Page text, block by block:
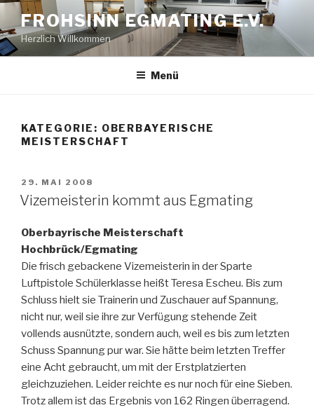
Zum
Inhalt
springen
FROHSINN EGMATING E.V.
Herzlich Willkommen
Menü
KATEGORIE: OBERBAYERISCHE
MEISTERSCHAFT
VERÖFFENTLICHT
AM
29. MAI 2008
Vizemeisterin kommt aus Egmating
Oberbayrische Meisterschaft
Hochbrück/Egmating
Die frisch gebackene Vizemeisterin in der Sparte
Luftpistole Schülerklasse heißt Teresa Escheu. Bis zum
Schluss hielt sie Trainerin und Zuschauer auf Spannung,
nicht nur, weil sie ihre zur Verfügung stehende Zeit
vollends ausnützte, sondern auch, weil es bis zum letzten
Schuss Spannung pur war. Sie hätte beim letzten Treffer
eine Acht gebraucht, um mit der Erstplatzierten
gleichzuziehen. Leider reichte es nur noch für eine Sieben.
Trotz allem ist das Ergebnis von 162 Ringen überragend.